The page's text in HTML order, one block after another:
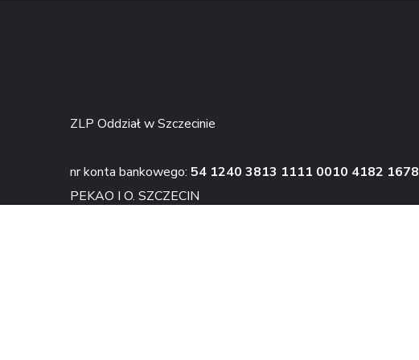
ZLP Oddział w Szczecinie
nr konta bankowego: 54 1240 3813 1111 0010 4182 1678
PEKAO I O. SZCZECIN